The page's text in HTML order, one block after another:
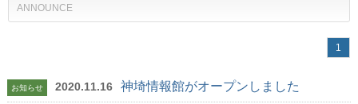
ANNOUNCE
1
お知らせ 2020.11.16 神埼情報館がオープンしました